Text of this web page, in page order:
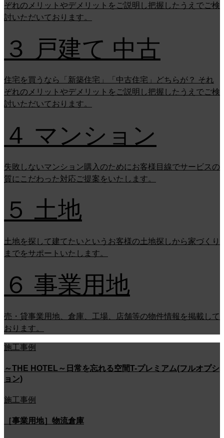
ぞれのメリットやデメリットをご説明し把握したうえでご検
討いただいております。
３ 戸建て 中古
住宅を買うなら「新築住宅」「中古住宅」どちらが？ それ
ぞれのメリットやデメリットをご説明し把握したうえでご検
討いただいております。
４ マンション
失敗しないマンション購入のためにお客様目線でサービスの
質にこだわった対応ご提案をいたします。
５ 土地
土地を探して建てたいというお客様の土地探しから家づくり
までをサポートいたします。
６ 事業用地
売・貸事業用地、倉庫、工場、店舗等の物件情報を掲載して
おります。
施工事例
～THE HOTEL～日常を忘れる空間T-プレミアム(フルオプシ
ョン)
施工事例
［事業用地］物流倉庫